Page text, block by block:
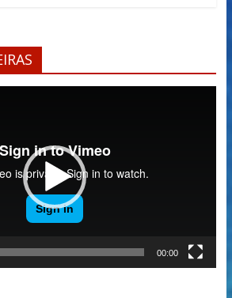
00:00